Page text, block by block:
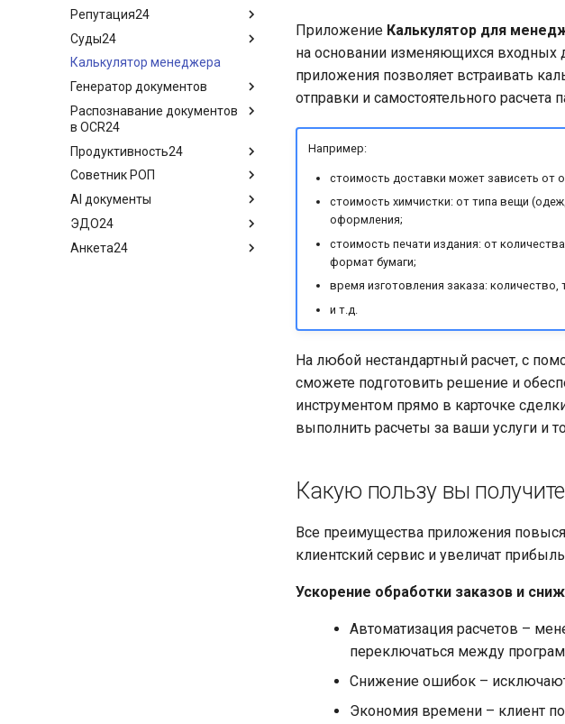
Обзор приложения
Рабочий стол сотрудника
Рабочий стол руководителя
Репутация24
Обзор приложения
Результаты опросов
Настройка анкеты
Настройка автоматизации
Суды24
Обзор приложения
Порядок работы
Настройка приложения
Калькулятор менеджера
Генератор документов
Обзор приложения
Формирование документов
Настройка шаблонов
Синтаксис команд
генератора
Примеры шаблонов
Распознавание документов
в OCR24
Обзор приложения
Настройка приложения
Продуктивность24
Обзор приложения
Настройки приложения
Советник РОП
Обзор приложения
Описание интерфейса
приложения
AI документы
Обзор приложения
Описание интерфейса
ЭДО24
Обзор приложения
Анкета24
Приложение Калькулятор для
на основании изменяющихся входных
приложения позволяет встраивать
отправки и самостоятельного расчета
Например:
стоимость доставки может зависеть от
стоимость химчистки: от типа вещи
оформления;
стоимость печати издания: от
формат бумаги;
время изготовления заказа:
и т.д.
На любой нестандартный расчет, с
сможете подготовить решение и
инструментом прямо в карточке
выполнить расчеты за ваши услуги и
Какую пользу вы
Все преимущества приложения
клиентский сервис и увеличат
Ускорение обработки заказов и
Автоматизация расчетов –
переключаться между
Снижение ошибок –
Экономия времени – клиент